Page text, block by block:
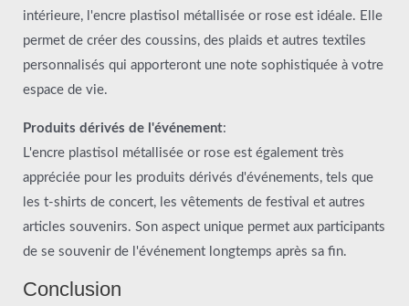
intérieure, l'encre plastisol métallisée or rose est idéale. Elle
permet de créer des coussins, des plaids et autres textiles
personnalisés qui apporteront une note sophistiquée à votre
espace de vie.
Produits dérivés de l'événement:
L'encre plastisol métallisée or rose est également très
appréciée pour les produits dérivés d'événements, tels que
les t-shirts de concert, les vêtements de festival et autres
articles souvenirs. Son aspect unique permet aux participants
de se souvenir de l'événement longtemps après sa fin.
Conclusion